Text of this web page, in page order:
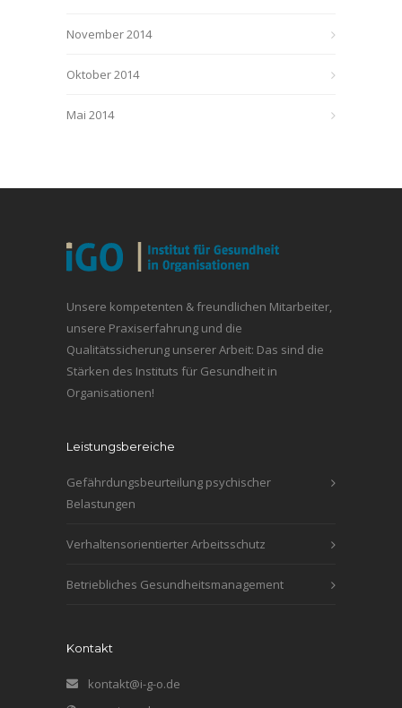
November 2014
Oktober 2014
Mai 2014
Unsere kompetenten & freundlichen Mitarbeiter,
unsere Praxiserfahrung und die
Qualitätssicherung unserer Arbeit: Das sind die
Stärken des Instituts für Gesundheit in
Organisationen!
Leistungsbereiche
Gefährdungsbeurteilung psychischer
Belastungen
Verhaltensorientierter Arbeitsschutz
Betriebliches Gesundheitsmanagement
Kontakt
kontakt@i-g-o.de